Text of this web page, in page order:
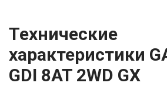
Технические
характеристики
GDI 8AT 2WD GX